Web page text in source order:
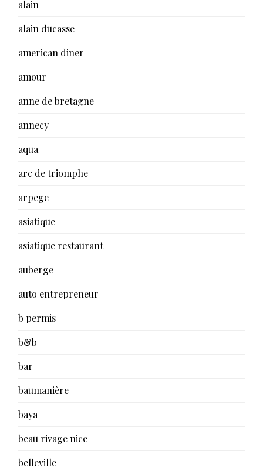
alain
alain ducasse
american diner
amour
anne de bretagne
annecy
aqua
arc de triomphe
arpege
asiatique
asiatique restaurant
auberge
auto entrepreneur
b permis
b&b
bar
baumanière
baya
beau rivage nice
belleville